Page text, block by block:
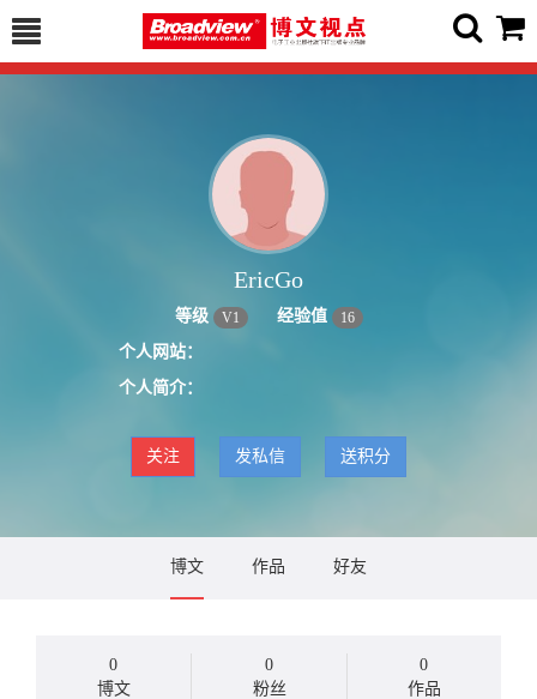
EricGo
等级 V1 经验值 16
个人网站：
个人简介：
关注 发私信 送积分
博文 作品 好友
0
博文
0
粉丝
0
作品